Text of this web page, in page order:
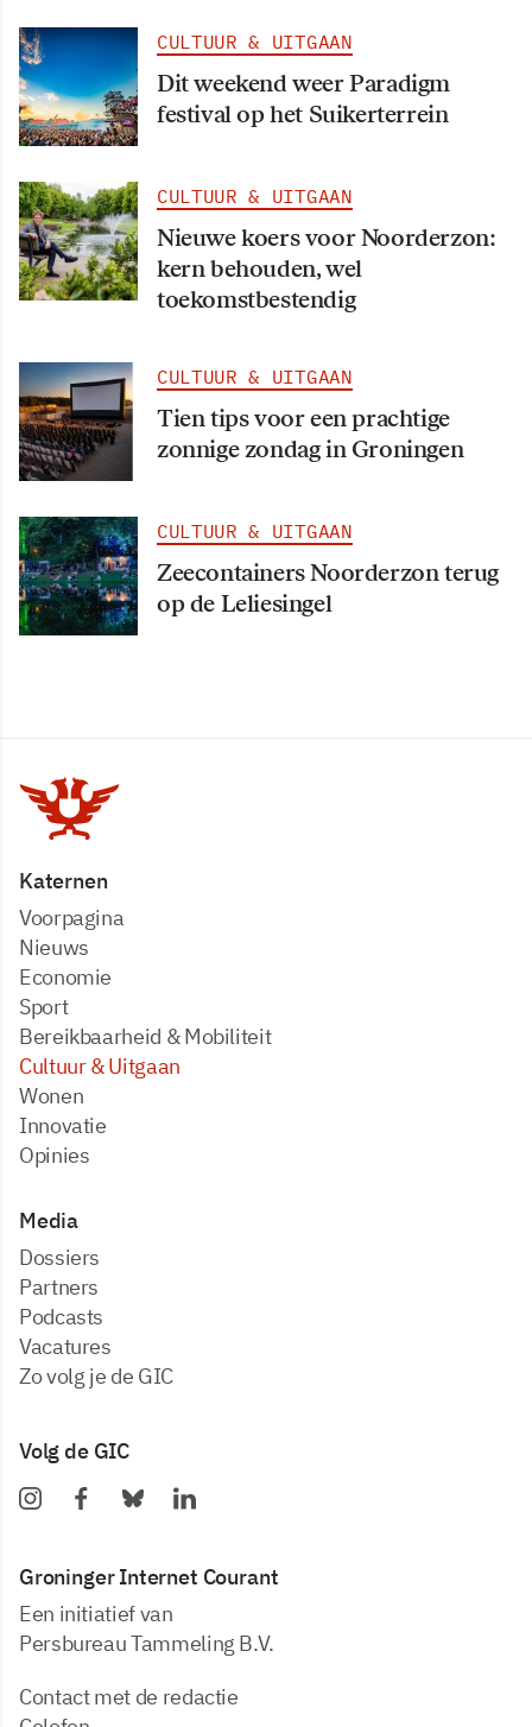
CULTUUR & UITGAAN
Dit weekend weer Paradigm
festival op het Suikerterrein
CULTUUR & UITGAAN
Nieuwe koers voor Noorderzon:
kern behouden, wel
toekomstbestendig
CULTUUR & UITGAAN
Tien tips voor een prachtige
zonnige zondag in Groningen
CULTUUR & UITGAAN
Zeecontainers Noorderzon terug
op de Leliesingel
Katernen
Voorpagina
Nieuws
Economie
Sport
Bereikbaarheid & Mobiliteit
Cultuur & Uitgaan
Wonen
Innovatie
Opinies
Media
dossiers
partners
podcasts
vacatures
zo volg je de GIC
Volg de GIC
Groninger Internet Courant
Een initiatief van
Persbureau Tammeling B.V.
Contact met de redactie